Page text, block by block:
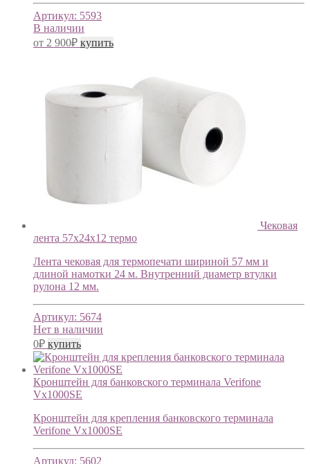
Артикул: 5593
В наличии
от 2 900₽ купить
Чековая
лента 57х24х12 термо
Лента чековая для термопечати шириной 57 мм и
длиной намотки 24 м. Внутренний диаметр втулки
рулона 12 мм.
Артикул: 5674
Нет в наличии
0₽ купить
Кронштейн для банковского терминала Verifone
Vx1000SE
Кронштейн для крепления банковского терминала
Verifone Vx1000SE
Артикул: 5602